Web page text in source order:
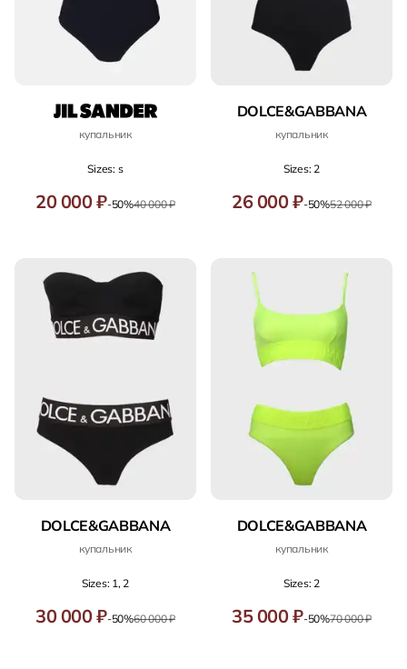
купальник
Sizes: s
20 000 ₽-50%40 000 ₽
DOLCE&GABBANA
купальник
Sizes: 2
26 000 ₽-50%52 000 ₽
DOLCE&GABBANA
купальник
Sizes: 1, 2
30 000 ₽-50%60 000 ₽
DOLCE&GABBANA
купальник
Sizes: 2
35 000 ₽-50%70 000 ₽